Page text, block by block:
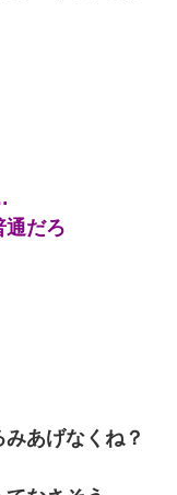
ゴックンさせた結果
結果→俺がヤバイｗ
前のように実家や姪
してマンションに入
通だろ
あげなくね？